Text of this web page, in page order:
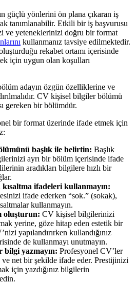
güçlü yönlerini ön plana çıkaran iş
tanımlanabilir. Etkili bir iş başvurusu
ve yeteneklerinizi doğru bir format
kullanmanız tavsiye edilmektedir.
rekabet ortamı içerisinde
için uygun olan koşulları
adayın özgün özelliklerine ve
CV kişisel bilgiler bölümü
gereken bir bölümdür.
bir format üzerinde ifade etmek için
başlık ile belirtin: Başlık
ayrı bir bölüm içerisinde ifade
aradıkları bilgilere hızlı bir
ifadeleri kullanmayın:
ifade ederken “sok.” (sokak),
kullanmayın.
oluşturun: CV kişisel bilgilerinizi
yerine, göze hitap eden estetik bir
yapılandırırken kullandığınız
de kullanmayı unutmayın.
bilgi yazmayın: Profesyonel CV’ler
net bir şekilde ifade eder. Prestijinizi
için yazdığınız bilgilerin